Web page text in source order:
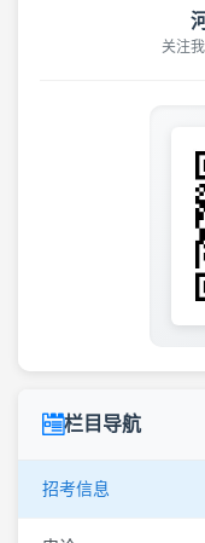
关注
栏目导航
招考信息